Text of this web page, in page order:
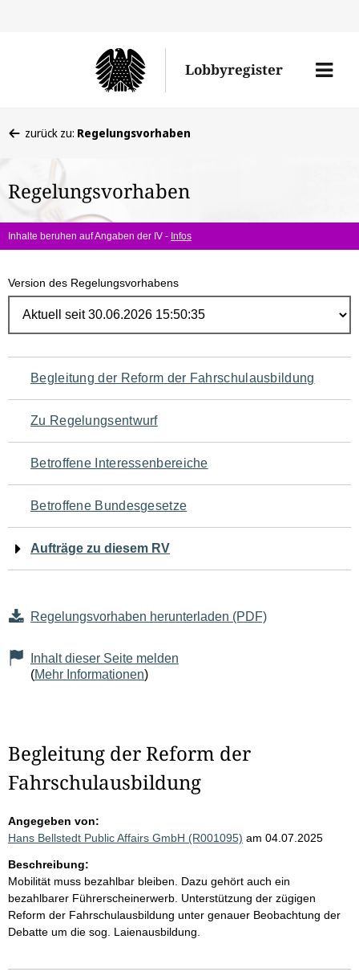
Lobbyregister
Menü
befinden
hier:
zurück zu: Regelungsvorhaben
Regelungsvorhaben
Inhalte beruhen auf Angaben der IV - Infos
Version des Regelungsvorhabens
Navigation
für
den
Seiteninhalt
Begleitung der Reform der Fahrschulausbildung
Zu Regelungsentwurf
Betroffene Interessenbereiche
Betroffene Bundesgesetze
Aufträge zu diesem RV
Regelungsvorhaben herunterladen (PDF)
Inhalt dieser Seite melden
(Mehr Informationen)
Begleitung der Reform der
Fahrschulausbildung
Angegeben von:
Hans Bellstedt Public Affairs GmbH (R001095) am 04.07.2025
Beschreibung:
Mobilität muss bezahlbar bleiben. Dazu gehört auch ein
bezahlbarer Führerscheinerwerb. Unterstützung der zügigen
Reform der Fahrschulausbildung unter genauer Beobachtung der
Debatte um die sog. Laienausbildung.